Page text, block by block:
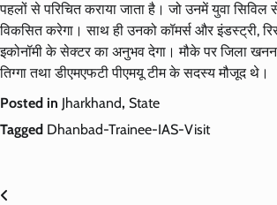
पहलों से परिचित कराया जाता है। जो उनमें युवा
विकसित करेगा। साथ ही उनको कॉमर्स और इंडस्ट्री,
इकोनॉमी के सेक्टर का अनुभव देगा। मौके पर जिला खनन
तिग्गा तथा डीएमएफटी पीएमयू टीम के सदस्य मौजूद थे।
Posted in Jharkhand, State
Tagged Dhanbad-Trainee-IAS-Visit